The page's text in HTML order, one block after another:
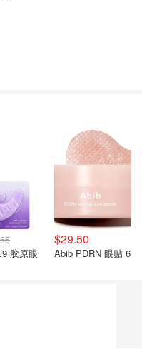
胶原眼
$29.50
Abib PDRN 眼贴 60